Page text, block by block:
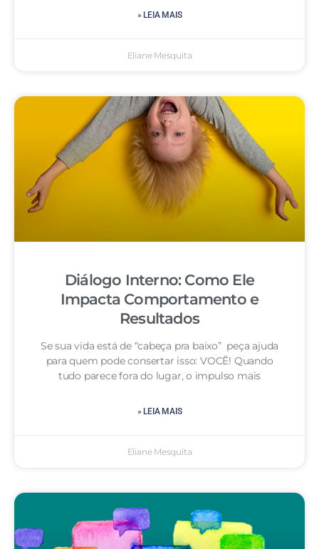
» LEIA MAIS
Eliane Mesquita
Diálogo Interno: Como Ele
Impacta Comportamento e
Resultados
Se sua vida está de “cabeça pra baixo” peça ajuda
para quem pode consertar isso: VOCÊ! Quando
tudo parece fora do lugar, o impulso mais
» LEIA MAIS
Eliane Mesquita